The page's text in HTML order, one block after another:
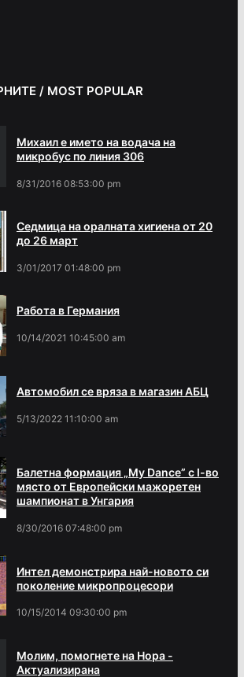
/ MOST POPULAR
Михаил е името на водача на
микробус по линия 306
8/31/2016 08:53:00 pm
Седмица на оралната хигиена от 20
до 26 март
3/01/2017 01:48:00 pm
Работа в Германия
10/14/2021 10:45:00 am
Автомобил се вряза в магазин АБЦ
5/13/2022 11:10:00 am
Балетна формация „My Dance” с І-во
място от Европейски мажоретен
шампионат в Унгария
8/30/2016 07:48:00 pm
Интел демонстрира най-новото си
поколение микропроцесори
10/15/2014 09:30:00 pm
Молим, помогнете на Нора -
Актуализирана